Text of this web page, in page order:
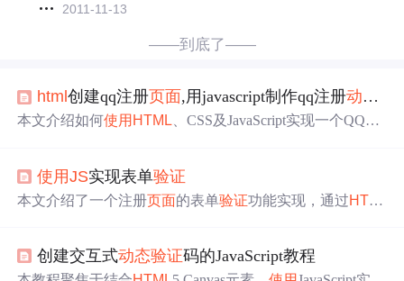
2011-11-13
——到底了——
html创建qq注册页面,用javascript制作qq注册动态
本文介绍如何使用 HTML 、CSS及JavaScript实现一个QQ风
使用JS实现表单验证
本文介绍了一个注册页面的表单验证功能实现，通过HTM
创建交互式动态验证码的JavaScript教程